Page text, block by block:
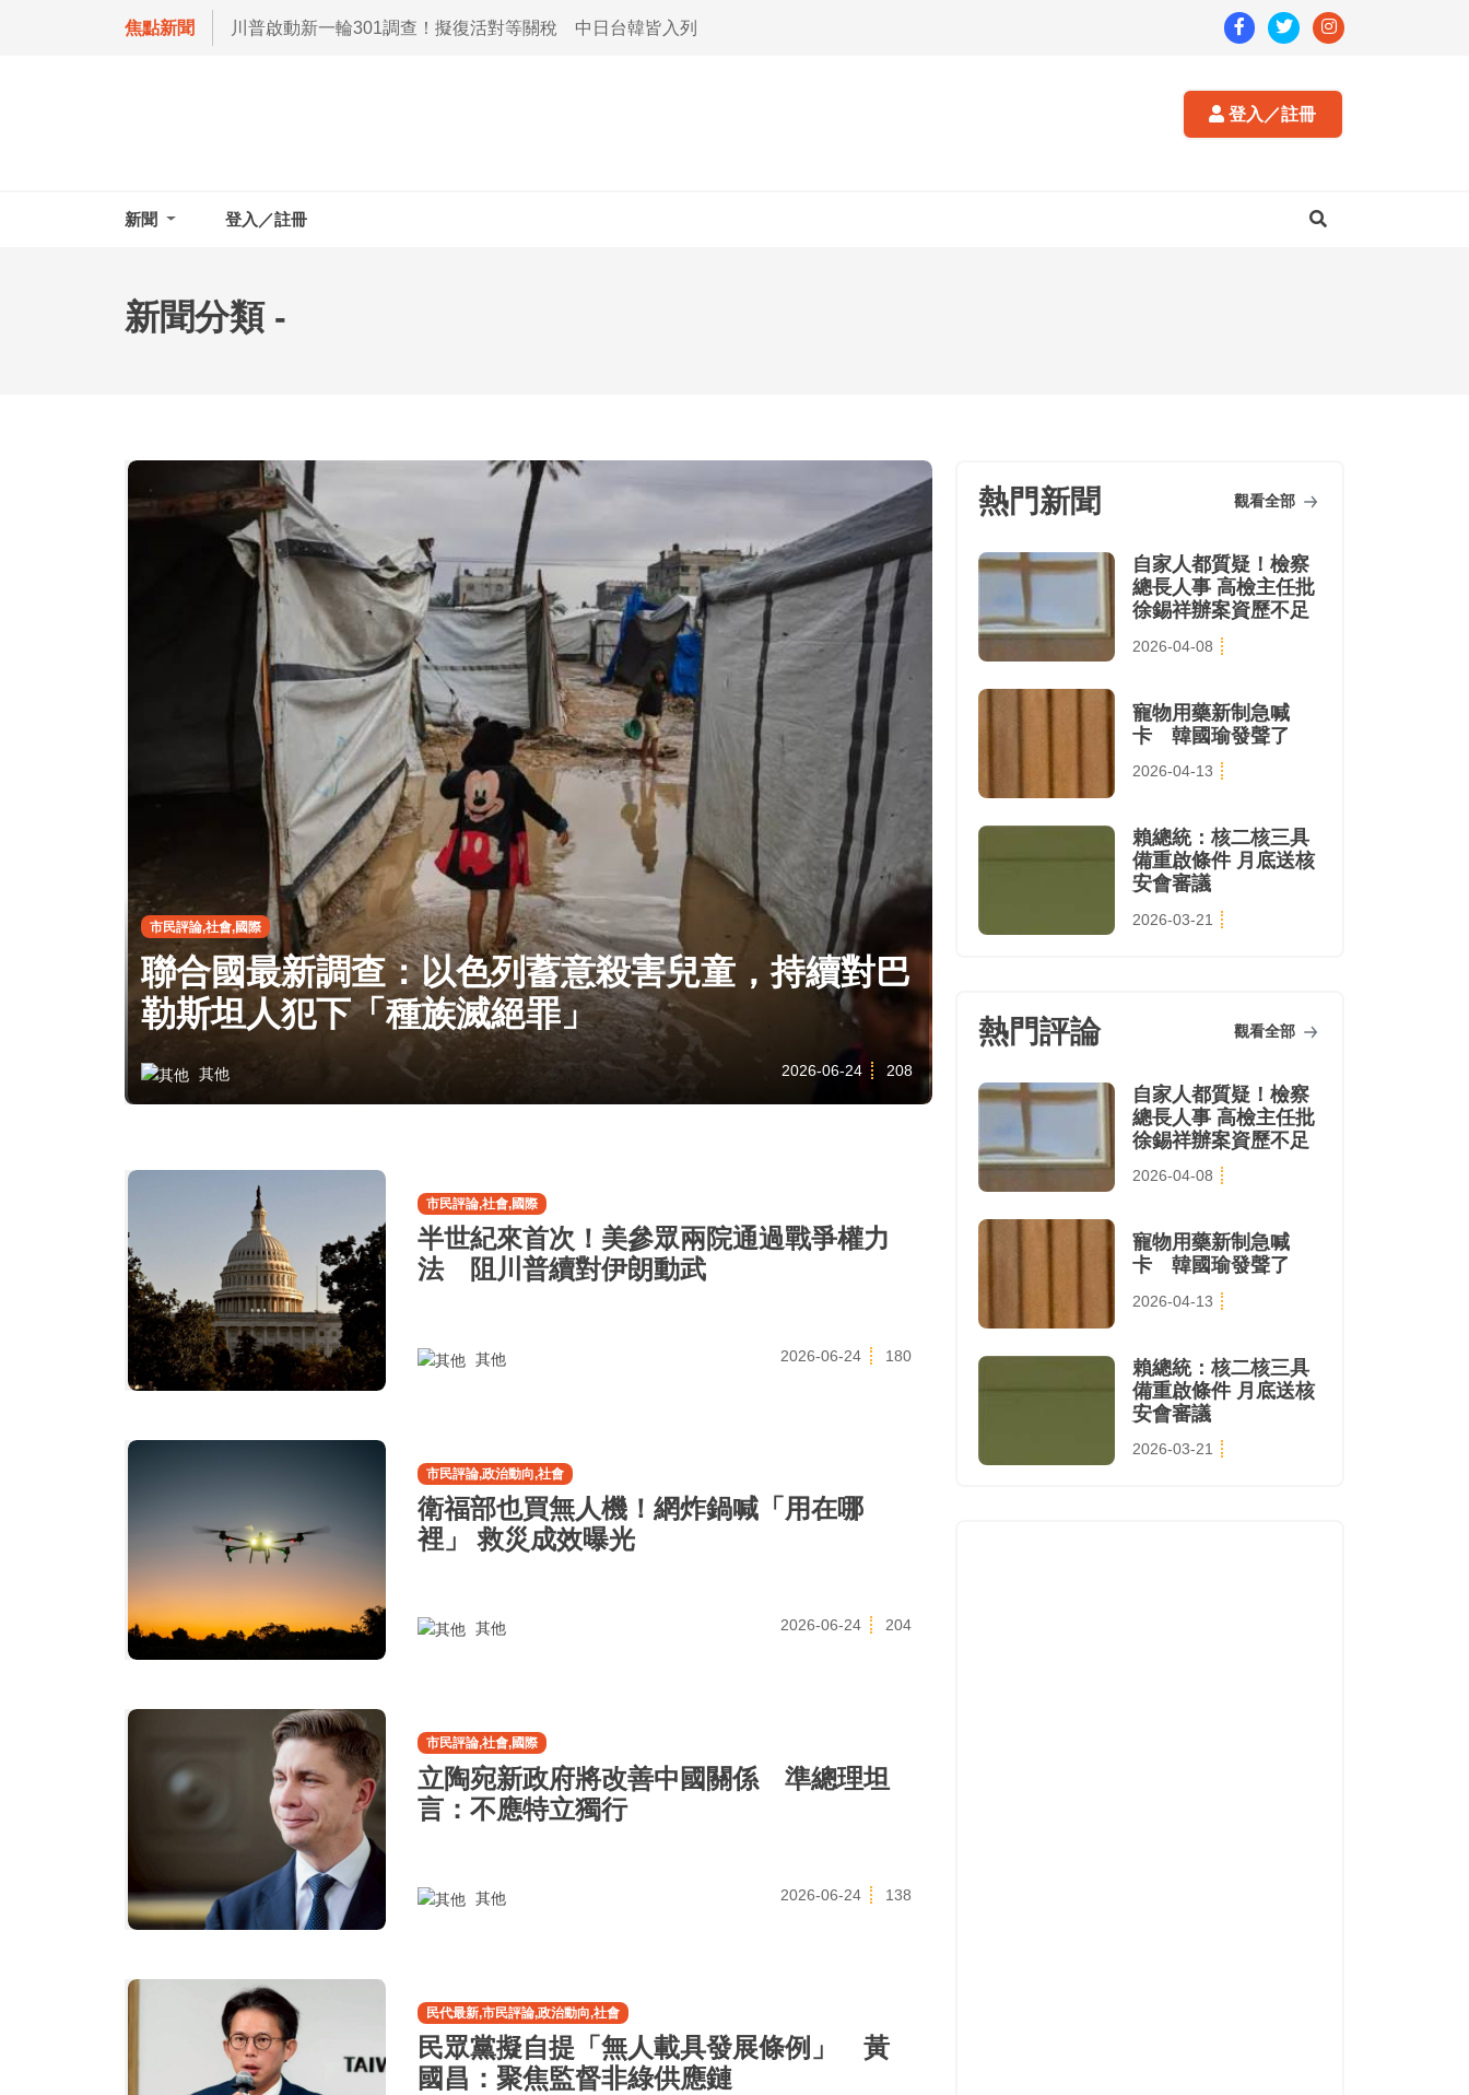
焦點新聞 川普啟動新一輪301調查！擬復活對等關稅 中日台韓皆入列
登入／註冊
新聞 登入／註冊
新聞分類 -
市民評論,社會,國際
聯合國最新調查：以色列蓄意殺害兒童，持續對巴
勒斯坦人犯下「種族滅絕罪」
其他 2026-06-24 208
市民評論,社會,國際
半世紀來首次！美參眾兩院通過戰爭權力
法 阻川普續對伊朗動武
其他 2026-06-24 180
市民評論,政治動向,社會
衛福部也買無人機！網炸鍋喊「用在哪
裡」 救災成效曝光
其他 2026-06-24 204
市民評論,社會,國際
立陶宛新政府將改善中國關係 準總理坦
言：不應特立獨行
其他 2026-06-24 138
民代最新,市民評論,政治動向,社會
民眾黨擬自提「無人載具發展條例」 黃
國昌：聚焦監督非綠供應鏈
熱門新聞 觀看全部
自家人都質疑！檢察
總長人事 高檢主任批
徐錫祥辦案資歷不足
2026-04-08
寵物用藥新制急喊
卡 韓國瑜發聲了
2026-04-13
賴總統：核二核三具
備重啟條件 月底送核
安會審議
2026-03-21
熱門評論 觀看全部
自家人都質疑！檢察
總長人事 高檢主任批
徐錫祥辦案資歷不足
2026-04-08
寵物用藥新制急喊
卡 韓國瑜發聲了
2026-04-13
賴總統：核二核三具
備重啟條件 月底送核
安會審議
2026-03-21